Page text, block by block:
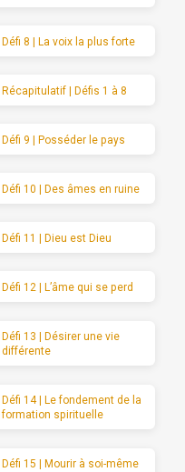
Défi 8 | La voix la plus forte
Récapitulatif | Défis 1 à 8
Défi 9 | Posséder le pays
Défi 10 | Des âmes en ruine
Défi 11 | Dieu est Dieu
Défi 12 | L’âme qui se perd
Défi 13 | Désirer une vie
différente
Défi 14 | Le fondement de la
formation spirituelle
Défi 15 | Mourir à soi-même